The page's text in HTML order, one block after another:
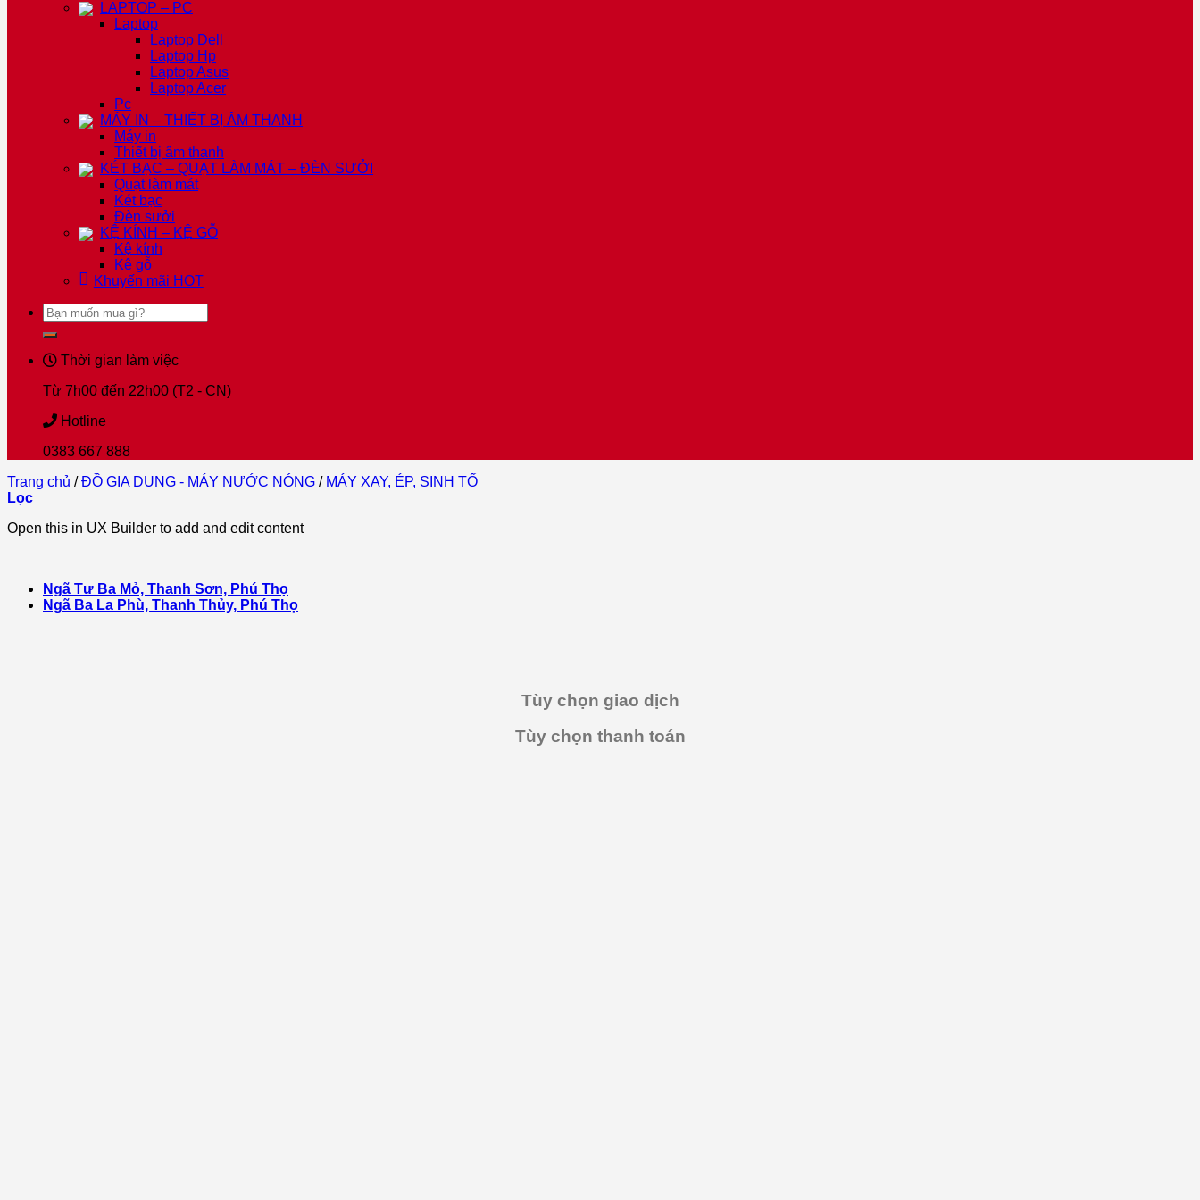
LAPTOP – PC
Laptop
Laptop Dell
Laptop Hp
Laptop Asus
Laptop Acer
Pc
MÁY IN – THIẾT BỊ ÂM THANH
Máy in
Thiết bị âm thanh
KÉT BẠC – QUẠT LÀM MÁT – ĐÈN SƯỞI
Quạt làm mát
Két bạc
Đèn sưởi
KỆ KÍNH – KỆ GỖ
Kệ kính
Kệ gỗ
Khuyến mãi HOT
Tìm
kiếm:
Thời gian làm việc
Từ 7h00 đến 22h00 (T2 - CN)
Hotline
0383 667 888
Trang chủ / ĐỒ GIA DỤNG - MÁY NƯỚC NÓNG / MÁY XAY, ÉP, SINH TỐ
Lọc
Open this in UX Builder to add and edit content
Ngã Tư Ba Mỏ, Thanh Sơn, Phú Thọ
Ngã Ba La Phù, Thanh Thủy, Phú Thọ
Tùy chọn giao dịch
Tùy chọn thanh toán